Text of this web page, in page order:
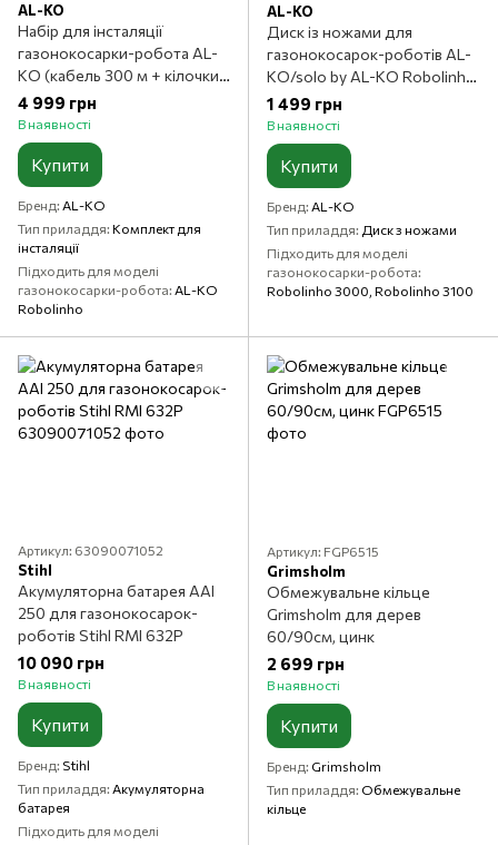
AL-KO
Набір для інсталяції
газонокосарки-робота AL-
KO (кабель 300 м + кілочки
+ муфти)
4 999 грн
В наявності
Купити
Бренд AL-KO
Тип приладдя Комплект для
інсталяції
Підходить для моделі
газонокосарки-робота AL-KO
Robolinho
AL-KO
Диск із ножами для
газонокосарок-роботів AL-
KO/solo by AL-KO Robolinho
1200/2000
1 499 грн
В наявності
Купити
Бренд AL-KO
Тип приладдя Диск з ножами
Підходить для моделі
газонокосарки-робота
Robolinho 3000, Robolinho 3100
Артикул: 63090071052
Stihl
Акумуляторна батарея AAI
250 для газонокосарок-
роботів Stihl RMI 632P
10 090 грн
В наявності
Купити
Бренд Stihl
Тип приладдя Акумуляторна
батарея
Підходить для моделі
Артикул: FGP6515
Grimsholm
Обмежувальне кільце
Grimsholm для дерев
60/90см, цинк
2 699 грн
В наявності
Купити
Бренд Grimsholm
Тип приладдя Обмежувальне
кільце